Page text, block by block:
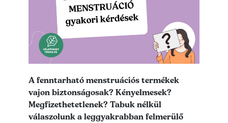
Lead szöveg
A fenntarható menstruációs termékek
vajon biztonságosak? Kényelmesek?
Megfizethetetlenek? Tabuk nélkül
válaszolunk a leggyakrabban felmerülő